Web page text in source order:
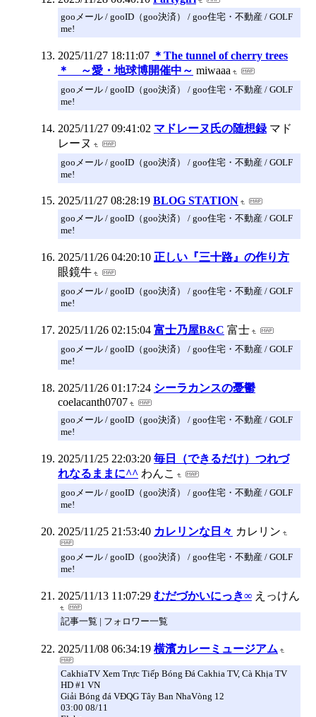
gooメール / gooID（goo決済） / goo住宅・不動産 / GOLF
me!
2025/11/27 18:11:07 ＊The tunnel of cherry trees
＊ ～愛・地球博開催中～ miwaaa
gooメール / gooID（goo決済） / goo住宅・不動産 / GOLF
me!
2025/11/27 09:41:02 マドレーヌ氏の随想録 マド
レーヌ
gooメール / gooID（goo決済） / goo住宅・不動産 / GOLF
me!
2025/11/27 08:28:19 BLOG STATION
gooメール / gooID（goo決済） / goo住宅・不動産 / GOLF
me!
2025/11/26 04:20:10 正しい『三十路』の作り方
眼鏡牛
gooメール / gooID（goo決済） / goo住宅・不動産 / GOLF
me!
2025/11/26 02:15:04 富士乃屋B&C 富士
gooメール / gooID（goo決済） / goo住宅・不動産 / GOLF
me!
2025/11/26 01:17:24 シーラカンスの憂鬱
coelacanth0707
gooメール / gooID（goo決済） / goo住宅・不動産 / GOLF
me!
2025/11/25 22:03:20 毎日（できるだけ）つれづ
れなるままに^^ わんこ
gooメール / gooID（goo決済） / goo住宅・不動産 / GOLF
me!
2025/11/25 21:53:40 カレリンな日々 カレリン
gooメール / gooID（goo決済） / goo住宅・不動産 / GOLF
me!
2025/11/13 11:07:29 むだづかいにっき∞ えっけん
記事一覧 | フォロワー一覧
2025/11/08 06:34:19 横濱カレーミュージアム
CakhiaTV Xem Trực Tiếp Bóng Đá Cakhia TV, Cà Khịa TV
HD #1 VN
Giải Bóng đá VĐQG Tây Ban NhaVòng 12
03:00 08/11